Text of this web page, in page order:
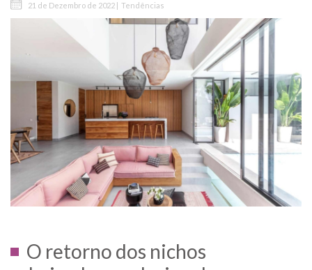
21 de Dezembro de 2022 | Tendências
O retorno dos nichos